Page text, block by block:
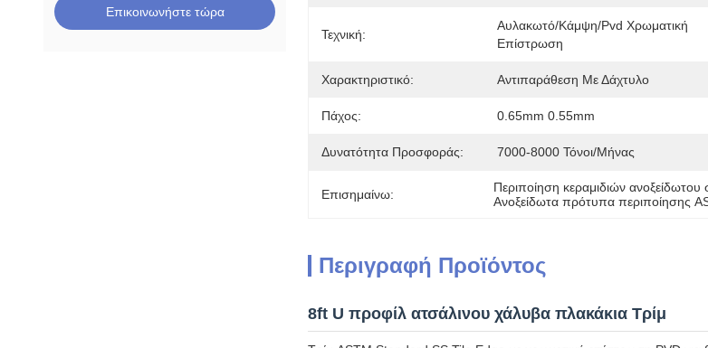
Επικοινωνήστε τώρα
Τεχνική:
Αυλακωτό/κάμψη/pvd Χρωματική
Επίστρωση
Χαρακτηριστικό: Αντιπαράθεση Με Δάχτυλο
Πάχος: 0.65mm 0.55mm
Δυνατότητα Προσφοράς: 7000-8000 Τόνοι/μήνας
Επισημαίνω: Περιποίηση κεραμιδιών
Ανοξείδωτα πρότυπα περιποίησης
Περιγραφή Προϊόντος
8ft U προφίλ ατσάλινου χάλυβα πλακάκια Τρίμ